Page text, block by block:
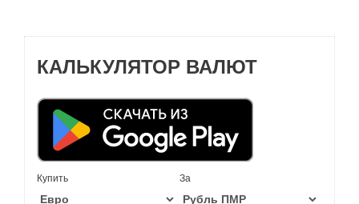
КАЛЬКУЛЯТОР ВАЛЮТ
Купить За